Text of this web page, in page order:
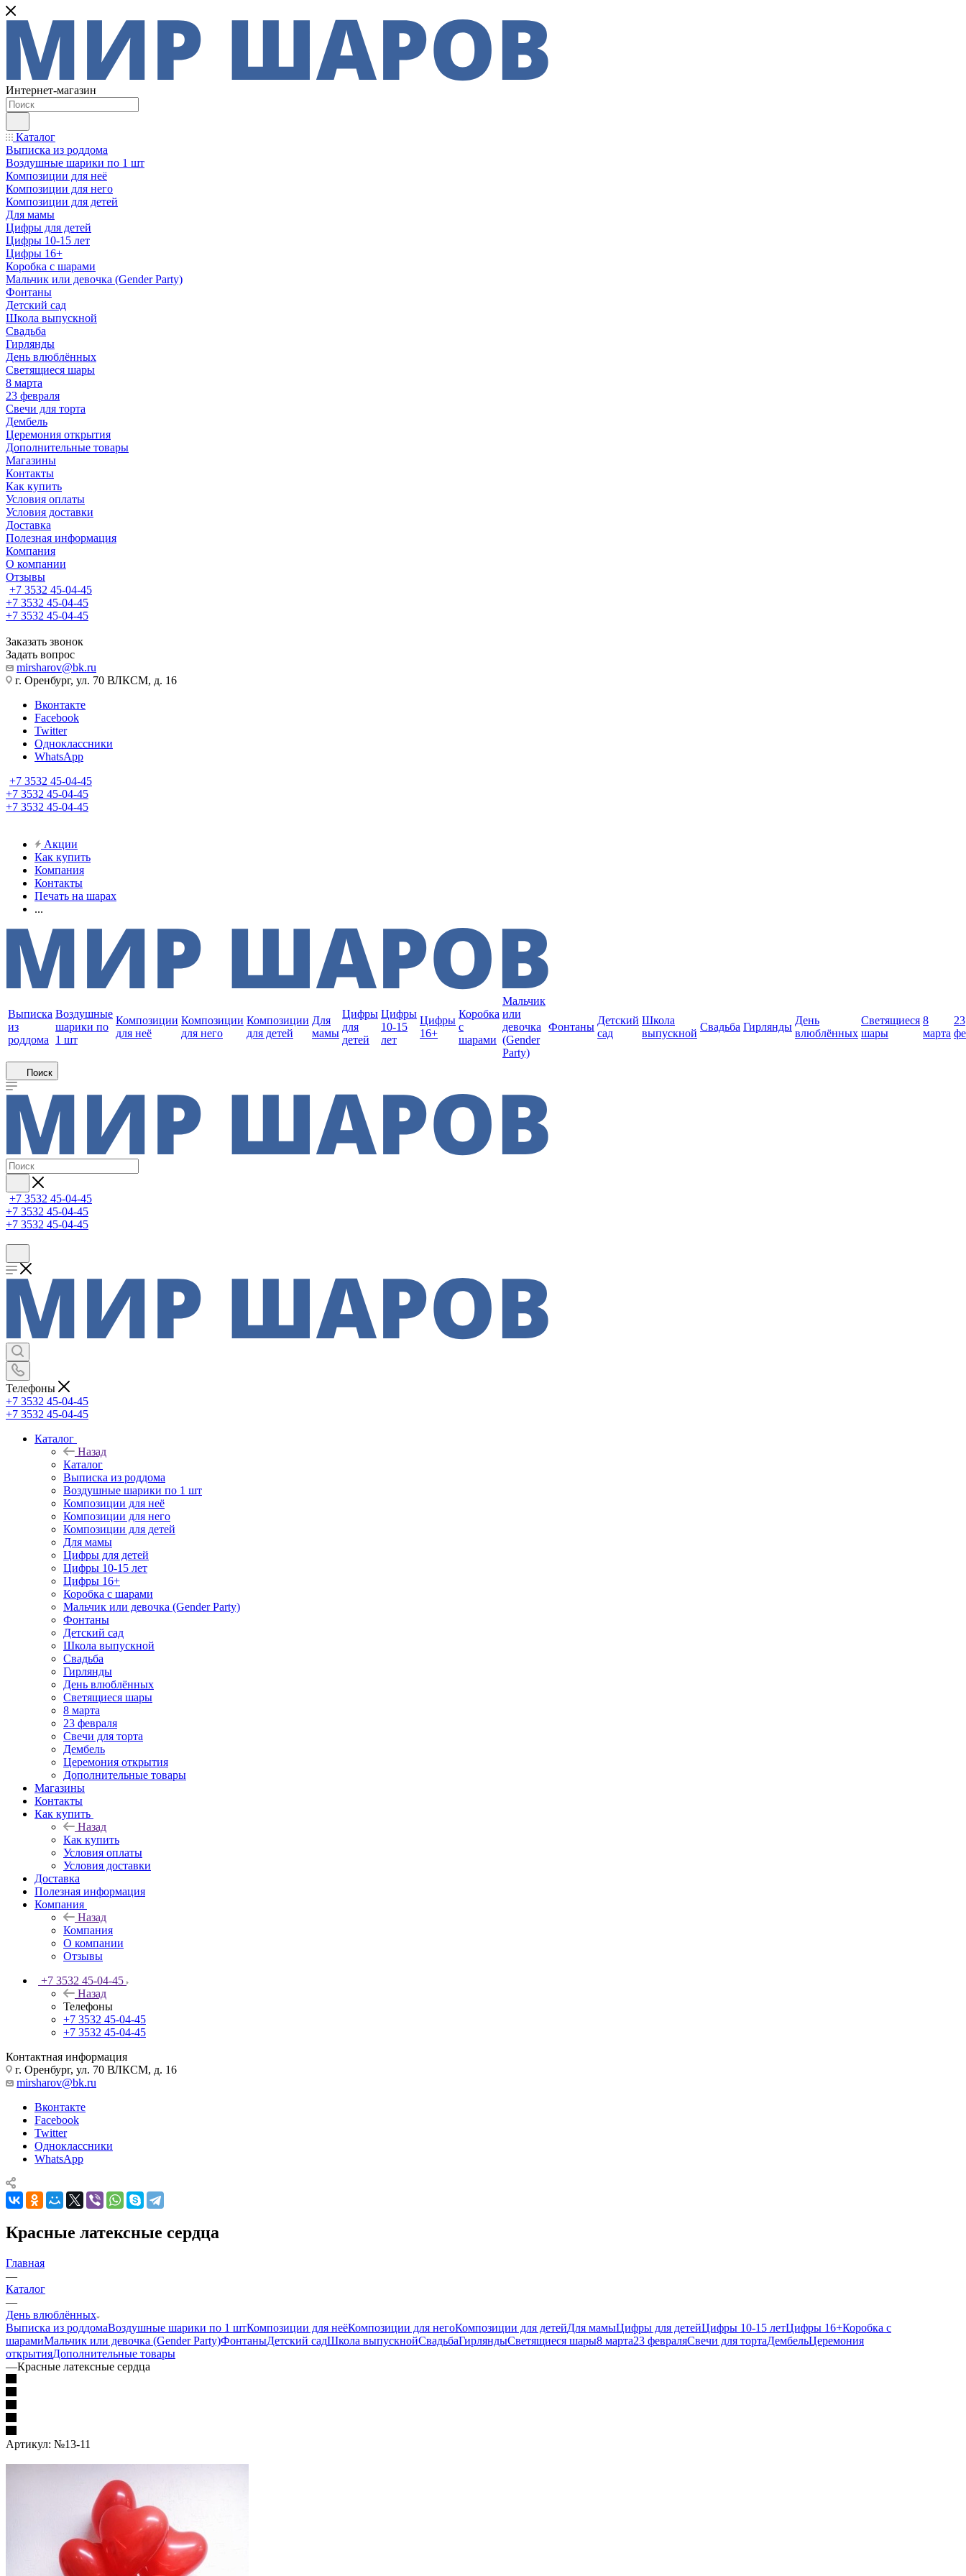
Интернет-магазин
Каталог
Выписка из роддома
Воздушные шарики по 1 шт
Композиции для неё
Композиции для него
Композиции для детей
Для мамы
Цифры для детей
Цифры 10-15 лет
Цифры 16+
Коробка с шарами
Мальчик или девочка (Gender Party)
Фонтаны
Детский сад
Школа выпускной
Свадьба
Гирлянды
День влюблённых
Светящиеся шары
8 марта
23 февраля
Свечи для торта
Дембель
Церемония открытия
Дополнительные товары
Магазины
Контакты
Как купить
Условия оплаты
Условия доставки
Доставка
Полезная информация
Компания
О компании
Отзывы
+7 3532 45-04-45
+7 3532 45-04-45
+7 3532 45-04-45
Заказать звонок
Задать вопрос
mirsharov@bk.ru
г. Оренбург, ул. 70 ВЛКСМ, д. 16
Вконтакте
Facebook
Twitter
Одноклассники
WhatsApp
+7 3532 45-04-45
+7 3532 45-04-45
+7 3532 45-04-45
Акции
Как купить
Компания
Контакты
Печать на шарах
...
Выписка
из
роддома
Воздушные
шарики по
1 шт
Композиции
для неё
Композиции
для него
Композиции
для детей
Для
мамы
Цифры
для
детей
Цифры
10-15
лет
Цифры
16+
Коробка
с
шарами
Мальчик
или
девочка
(Gender
Party)
Фонтаны
Детский
сад
Школа
выпускной
Свадьба Гирлянды
День
влюблённых
Светящиеся
шары
8
марта
23
Поиск
+7 3532 45-04-45
+7 3532 45-04-45
+7 3532 45-04-45
Телефоны
+7 3532 45-04-45
+7 3532 45-04-45
Каталог
Назад
Каталог
Выписка из роддома
Воздушные шарики по 1 шт
Композиции для неё
Композиции для него
Композиции для детей
Для мамы
Цифры для детей
Цифры 10-15 лет
Цифры 16+
Коробка с шарами
Мальчик или девочка (Gender Party)
Фонтаны
Детский сад
Школа выпускной
Свадьба
Гирлянды
День влюблённых
Светящиеся шары
8 марта
23 февраля
Свечи для торта
Дембель
Церемония открытия
Дополнительные товары
Магазины
Контакты
Как купить
Назад
Как купить
Условия оплаты
Условия доставки
Доставка
Полезная информация
Компания
Назад
Компания
О компании
Отзывы
+7 3532 45-04-45
Назад
Телефоны
+7 3532 45-04-45
+7 3532 45-04-45
Контактная информация
г. Оренбург, ул. 70 ВЛКСМ, д. 16
mirsharov@bk.ru
Вконтакте
Facebook
Twitter
Одноклассники
WhatsApp
Красные латексные сердца
Главная
—
Каталог
—
День влюблённых
Выписка из роддомаВоздушные шарики по 1 штКомпозиции для неёКомпозиции для негоКомпозиции для детейДля мамыЦифры для детейЦифры 10-15 летЦифры 16+Коробка с
шарамиМальчик или девочка (Gender Party)ФонтаныДетский садШкола выпускнойСвадьбаГирляндыСветящиеся шары8 марта23 февраляСвечи для тортаДембельЦеремония
открытияДополнительные товары
—Красные латексные сердца
Артикул: №13-11